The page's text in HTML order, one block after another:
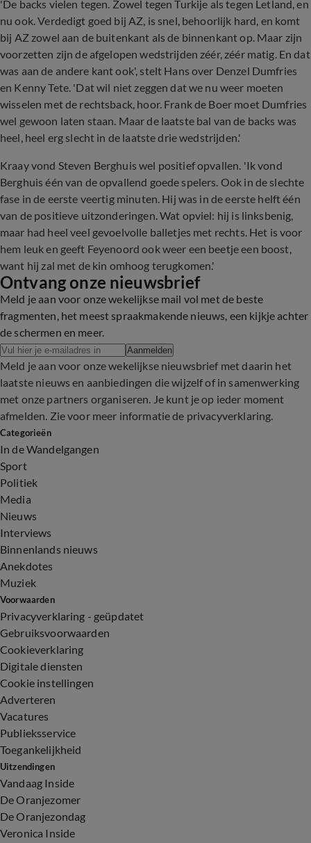
'De backs vielen tegen. Zowel tegen Turkije als tegen Letland, en
nu ook. Verdedigt goed bij AZ, is snel, behoorlijk hard, en komt
bij AZ zowel aan de buitenkant als de binnenkant op. Maar zijn
voorzetten zijn de afgelopen wedstrijden zéér, zéér matig. En dat
was aan de andere kant ook', stelt Hans over Denzel Dumfries
en Kenny Tete. 'Dat wil niet zeggen dat we nu weer moeten
wisselen met de rechtsback, hoor. Frank de Boer moet Dumfries
wel gewoon laten staan. Maar de laatste bal van de backs was
heel, heel erg slecht in de laatste drie wedstrijden.'
Kraay vond Steven Berghuis wel positief opvallen. 'Ik vond
Berghuis één van de opvallend goede spelers. Ook in de slechte
fase in de eerste veertig minuten. Hij was in de eerste helft één
van de positieve uitzonderingen. Wat opviel: hij is linksbenig,
maar had heel veel gevoelvolle balletjes met rechts. Het is voor
hem leuk en geeft Feyenoord ook weer een beetje een boost,
want hij zal met de kin omhoog terugkomen.'
Ontvang onze nieuwsbrief
Meld je aan voor onze wekelijkse mail vol met de beste
fragmenten, het meest spraakmakende nieuws, een kijkje achter
de schermen en meer.
Aanmelden
Meld je aan voor onze wekelijkse nieuwsbrief met daarin het
laatste nieuws en aanbiedingen die wijzelf of in samenwerking
met onze partners organiseren. Je kunt je op ieder moment
afmelden. Zie voor meer informatie de privacyverklaring.
Categorieën
In de Wandelgangen
Sport
Politiek
Media
Nieuws
Interviews
Binnenlands nieuws
Anekdotes
Muziek
Voorwaarden
Privacyverklaring - geüpdatet
Gebruiksvoorwaarden
Cookieverklaring
Digitale diensten
Cookie instellingen
Adverteren
Vacatures
Publieksservice
Toegankelijkheid
Uitzendingen
Vandaag Inside
De Oranjezomer
De Oranjezondag
Veronica Inside